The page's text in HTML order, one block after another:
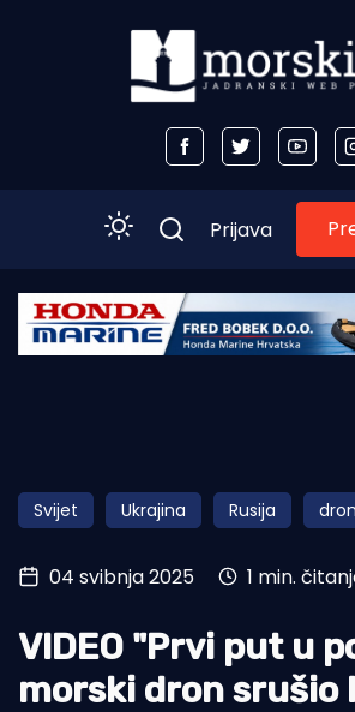
Početna
Obala
Otoci
Turizam i nautika
Pomorstvo
Ribolov
Prijava
Svijet Ukrajina Rusija dron
04 svibnja 2025 1 min.
VIDEO "Prvi put u
morski dron srušio